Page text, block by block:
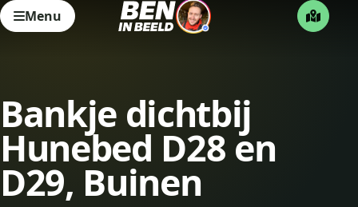
Menu
Bankje dichtbij
Hunebed D28 en
D29, Buinen